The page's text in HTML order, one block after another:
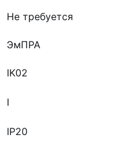
Не требуется
ЭмПРА
IK02
I
IP20